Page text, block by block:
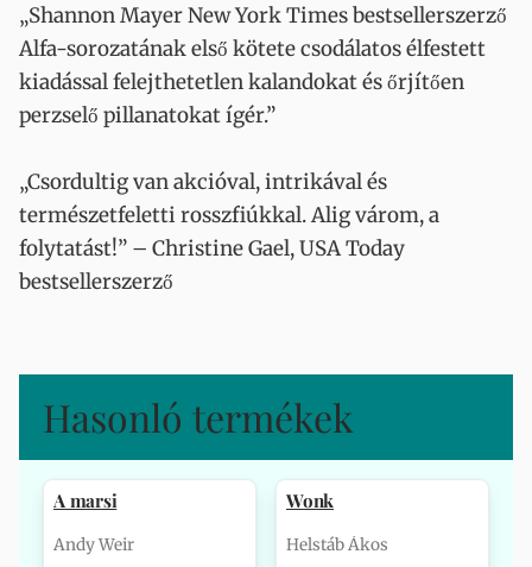
„Shannon Mayer New York Times bestsellerszerző
Alfa-sorozatának első kötete csodálatos élfestett
kiadással felejthetetlen kalandokat és őrjítően
perzselő pillanatokat ígér.”
„Csordultig van akcióval, intrikával és
természetfeletti rosszfiúkkal. Alig várom, a
folytatást!” – Christine Gael, USA Today
bestsellerszerző
Hasonló termékek
A marsi
Andy Weir
Wonk
Helstáb Ákos